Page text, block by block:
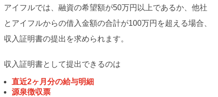
アイフルでは、融資の希望額が50万円以上であるか、他社
とアイフルからの借入金額の合計が100万円を超える場合、
収入証明書の提出を求められます。
収入証明書として提出できるのは
直近2ヶ月分の給与明細
源泉徴収票